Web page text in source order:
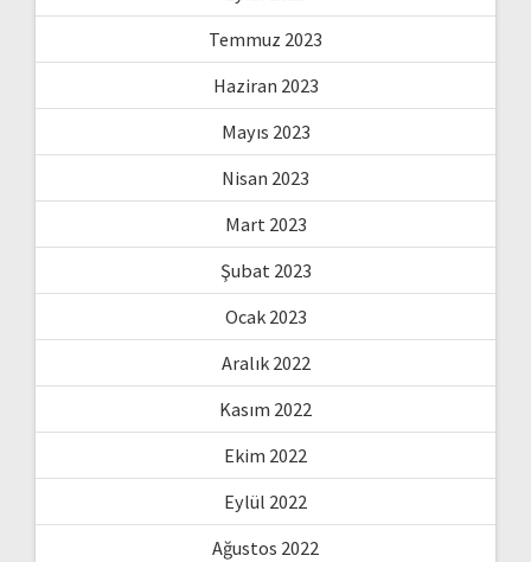
Temmuz 2023
Haziran 2023
Mayıs 2023
Nisan 2023
Mart 2023
Şubat 2023
Ocak 2023
Aralık 2022
Kasım 2022
Ekim 2022
Eylül 2022
Ağustos 2022